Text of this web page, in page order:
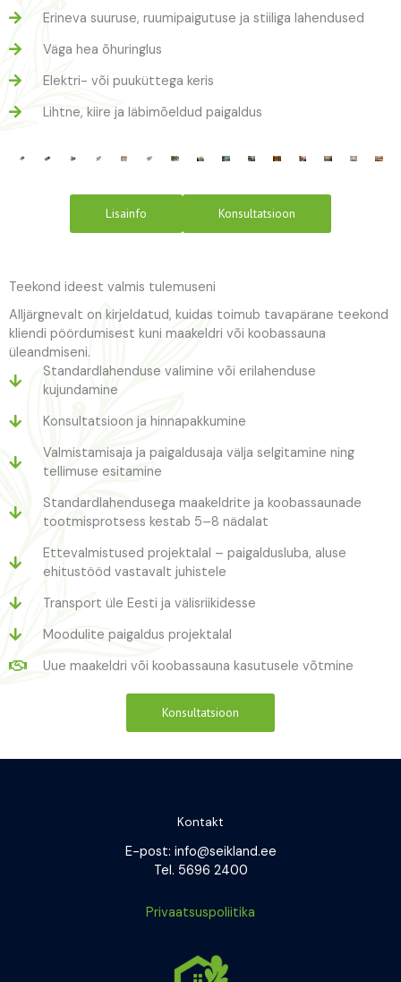
Erineva suuruse, ruumipaigutuse ja stiiliga lahendused
Väga hea õhuringlus
Elektri- või puuküttega keris
Lihtne, kiire ja läbimõeldud paigaldus
Lisainfo Konsultatsioon
Teekond ideest valmis tulemuseni
Alljärgnevalt on kirjeldatud, kuidas toimub tavapärane teekond
kliendi pöördumisest kuni maakeldri või koobassauna
üleandmiseni.
Standardlahenduse valimine või erilahenduse
kujundamine
Konsultatsioon ja hinnapakkumine
Valmistamisaja ja paigaldusaja välja selgitamine ning
tellimuse esitamine
Standardlahendusega maakeldrite ja koobassaunade
tootmisprotsess kestab 5–8 nädalat
Ettevalmistused projektalal – paigaldusluba, aluse
ehitustööd vastavalt juhistele
Transport üle Eesti ja välisriikidesse
Moodulite paigaldus projektalal
Uue maakeldri või koobassauna kasutusele võtmine
Konsultatsioon
Kontakt
E-post: info@seikland.ee
Tel. 5696 2400
Privaatsuspoliitika